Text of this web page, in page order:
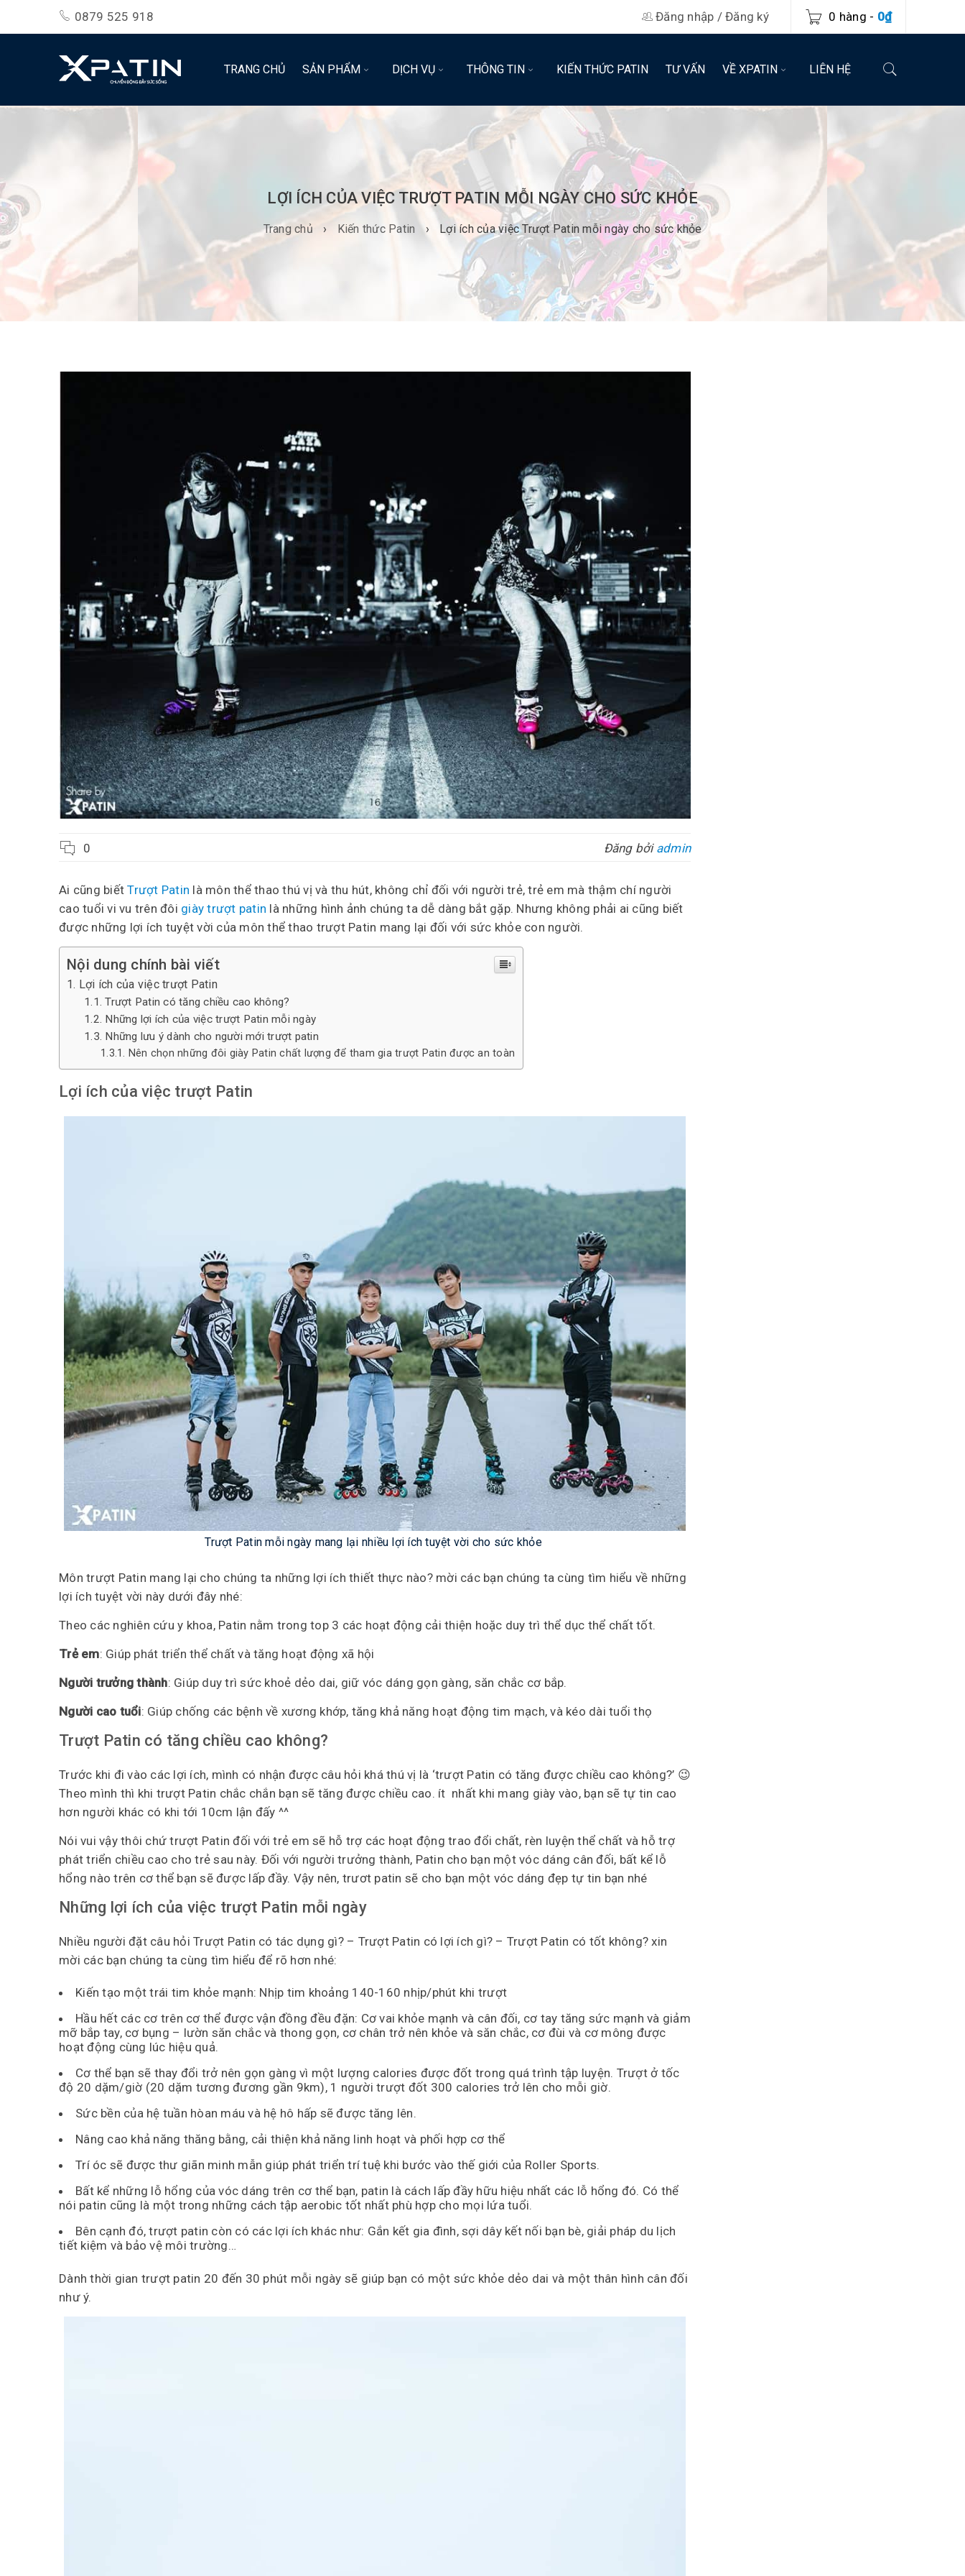
0879 525 918 0 hàng - 0₫
Đăng nhập / Đăng ký
TRANG CHỦ SẢN PHẨM DỊCH VỤ THÔNG TIN KIẾN THỨC PATIN TƯ VẤN VỀ XPATIN LIÊN HỆ
LỢI ÍCH CỦA VIỆC TRƯỢT PATIN MỖI NGÀY CHO SỨC KHỎE
Trang chủ › Kiến thức Patin › Lợi ích của việc Trượt Patin mỗi ngày cho sức khỏe
0 Đăng bởi admin
Ai cũng biếtTrượt Patin là môn thể thao thú vị và thu hút, không chỉ đối với người trẻ, trẻ em mà thậm chí người
cao tuổi vi vu trên đôi giày trượt patin là những hình ảnh chúng ta dễ dàng bắt gặp. Nhưng không phải ai cũng biết
được những lợi ích tuyệt vời của môn thể thao trượt Patin mang lại đối với sức khỏe con người.
Nội dung chính bài viết
Lợi ích của việc trượt Patin
Trượt Patin có tăng chiều cao không?
Những lợi ích của việc trượt Patin mỗi ngày
Những lưu ý dành cho người mới trượt patin
Nên chọn những đôi giày Patin chất lượng để tham gia trượt Patin được an toàn
Lợi ích của việc trượt Patin
Trượt Patin mỗi ngày mang lại nhiều lợi ích tuyệt vời cho sức khỏe
Môn trượt Patin mang lại cho chúng ta những lợi ích thiết thực nào? mời các bạn chúng ta cùng tìm hiểu về những
lợi ích tuyệt vời này dưới đây nhé:
Theo các nghiên cứu y khoa, Patin nằm trong top 3 các hoạt động cải thiện hoặc duy trì thể dục thể chất tốt.
Trẻ em: Giúp phát triển thể chất và tăng hoạt động xã hội
Người trưởng thành: Giúp duy trì sức khoẻ dẻo dai, giữ vóc dáng gọn gàng, săn chắc cơ bắp.
Người cao tuổi: Giúp chống các bệnh về xương khớp, tăng khả năng hoạt động tim mạch, và kéo dài tuổi thọ
Trượt Patin có tăng chiều cao không?
Trước khi đi vào các lợi ích, mình có nhận được câu hỏi khá thú vị là ‘trượt Patin có tăng được chiều cao không?’ 😉
Theo mình thì khi trượt Patin chắc chắn bạn sẽ tăng được chiều cao. ít nhất khi mang giày vào, bạn sẽ tự tin cao
hơn người khác có khi tới 10cm lận đấy ^^
Nói vui vậy thôi chứ trượt Patin đối với trẻ em sẽ hỗ trợ các hoạt động trao đổi chất, rèn luyện thể chất và hỗ trợ
phát triển chiều cao cho trẻ sau này. Đối với người trưởng thành, Patin cho bạn một vóc dáng cân đối, bất kể lỗ
hổng nào trên cơ thể bạn sẽ được lấp đầy. Vậy nên, trươt patin sẽ cho bạn một vóc dáng đẹp tự tin bạn nhé
Những lợi ích của việc trượt Patin mỗi ngày
Nhiều người đặt câu hỏi Trượt Patin có tác dụng gì? – Trượt Patin có lợi ích gì? – Trượt Patin có tốt không? xin
mời các bạn chúng ta cùng tìm hiểu để rõ hơn nhé:
Kiến tạo một trái tim khỏe mạnh: Nhịp tim khoảng 140-160 nhịp/phút khi trượt
Hầu hết các cơ trên cơ thể được vận đồng đều đặn: Cơ vai khỏe mạnh và cân đối, cơ tay tăng sức mạnh và giảm
mỡ bắp tay, cơ bụng – lườn săn chắc và thong gọn, cơ chân trở nên khỏe và săn chắc, cơ đùi và cơ mông được
hoạt động cùng lúc hiệu quả.
Cơ thể bạn sẽ thay đổi trở nên gọn gàng vì một lượng calories được đốt trong quá trình tập luyện. Trượt ở tốc
độ 20 dặm/giờ (20 dặm tương đương gần 9km), 1 người trượt đốt 300 calories trở lên cho mỗi giờ.
Sức bền của hệ tuần hòan máu và hệ hô hấp sẽ được tăng lên.
Nâng cao khả năng thăng bằng, cải thiện khả năng linh hoạt và phối hợp cơ thể
Trí óc sẽ được thư giãn minh mẫn giúp phát triển trí tuệ khi bước vào thế giới của Roller Sports.
Bất kể những lỗ hổng của vóc dáng trên cơ thể bạn, patin là cách lấp đầy hữu hiệu nhất các lỗ hổng đó. Có thể
nói patin cũng là một trong những cách tập aerobic tốt nhất phù hợp cho mọi lứa tuổi.
Bên cạnh đó, trượt patin còn có các lợi ích khác như: Gắn kết gia đình, sợi dây kết nối bạn bè, giải pháp du lịch
tiết kiệm và bảo vệ môi trường…
Dành thời gian trượt patin 20 đến 30 phút mỗi ngày sẽ giúp bạn có một sức khỏe dẻo dai và một thân hình cân đối
như ý.